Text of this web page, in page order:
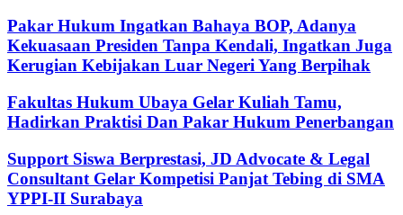
Pakar Hukum Ingatkan Bahaya BOP, Adanya
Kekuasaan Presiden Tanpa Kendali, Ingatkan Juga
Kerugian Kebijakan Luar Negeri Yang Berpihak
Fakultas Hukum Ubaya Gelar Kuliah Tamu,
Hadirkan Praktisi Dan Pakar Hukum Penerbangan
Support Siswa Berprestasi, JD Advocate & Legal
Consultant Gelar Kompetisi Panjat Tebing di SMA
YPPI-II Surabaya